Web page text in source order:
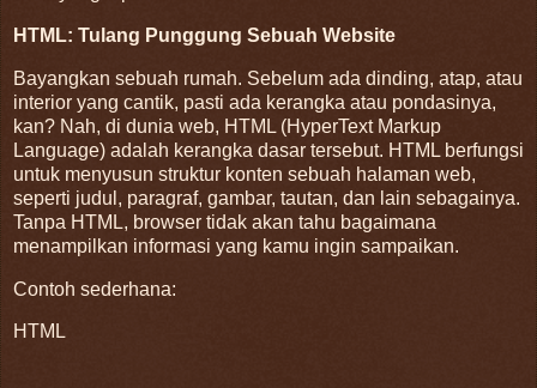
HTML: Tulang Punggung Sebuah Website
Bayangkan sebuah rumah. Sebelum ada dinding, atap, atau
interior yang cantik, pasti ada kerangka atau pondasinya,
kan? Nah, di dunia web, HTML (HyperText Markup
Language) adalah kerangka dasar tersebut. HTML berfungsi
untuk menyusun struktur konten sebuah halaman web,
seperti judul, paragraf, gambar, tautan, dan lain sebagainya.
Tanpa HTML, browser tidak akan tahu bagaimana
menampilkan informasi yang kamu ingin sampaikan.
Contoh sederhana:
HTML